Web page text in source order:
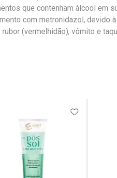
que contenham álcool em
com metronidazol, devido
(vermelhidão), vômito e
AOS FAVORITOS